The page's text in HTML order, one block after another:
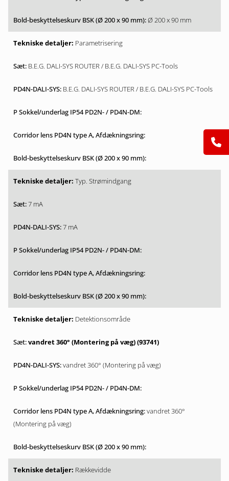
Ø 200 x 90 mm
Parametrisering
B.E.G. DALI-SYS ROUTER / B.E.G. DALI-SYS PC-Tools
B.E.G. DALI-SYS ROUTER / B.E.G. DALI-SYS PC-Tools
Typ. Strømindgang
7 mA
7 mA
Detektionsområde
vandret 360° (Montering på væg) (93741)
vandret 360° (Montering på væg)
vandret 360°
(Montering på væg)
Rækkevidde